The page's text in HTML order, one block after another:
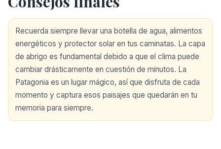
Recuerda siempre llevar una botella de agua, alimentos
energéticos y protector solar en tus caminatas. La capa
de abrigo es fundamental debido a que el clima puede
cambiar drásticamente en cuestión de minutos. La
Patagonia es un lugar mágico, así que disfruta de cada
momento y captura esos paisajes que quedarán en tu
memoria para siempre.